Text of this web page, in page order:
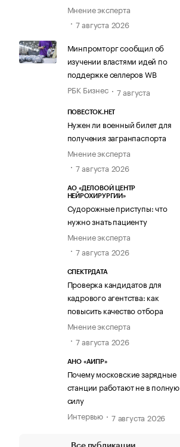
Мнение эксперта
7 августа 2026
Минпромторг сообщил об
изучении властями идей по
поддержке селлеров WB
РБК Бизнес
7 августа
ПОВЕСТОК.НЕТ
Нужен ли военный билет для
получения загранпаспорта
Мнение эксперта
7 августа 2026
АО «ДЕЛОВОЙ ЦЕНТР
НЕЙРОХИРУРГИИ»
Судорожные приступы: что
нужно знать пациенту
Мнение эксперта
7 августа 2026
СПЕКТРДАТА
Проверка кандидатов для
кадрового агентства: как
повысить качество отбора
Мнение эксперта
7 августа 2026
АНО «АИПР»
Почему московские зарядные
станции работают не в полную
силу
Интервью
7 августа 2026